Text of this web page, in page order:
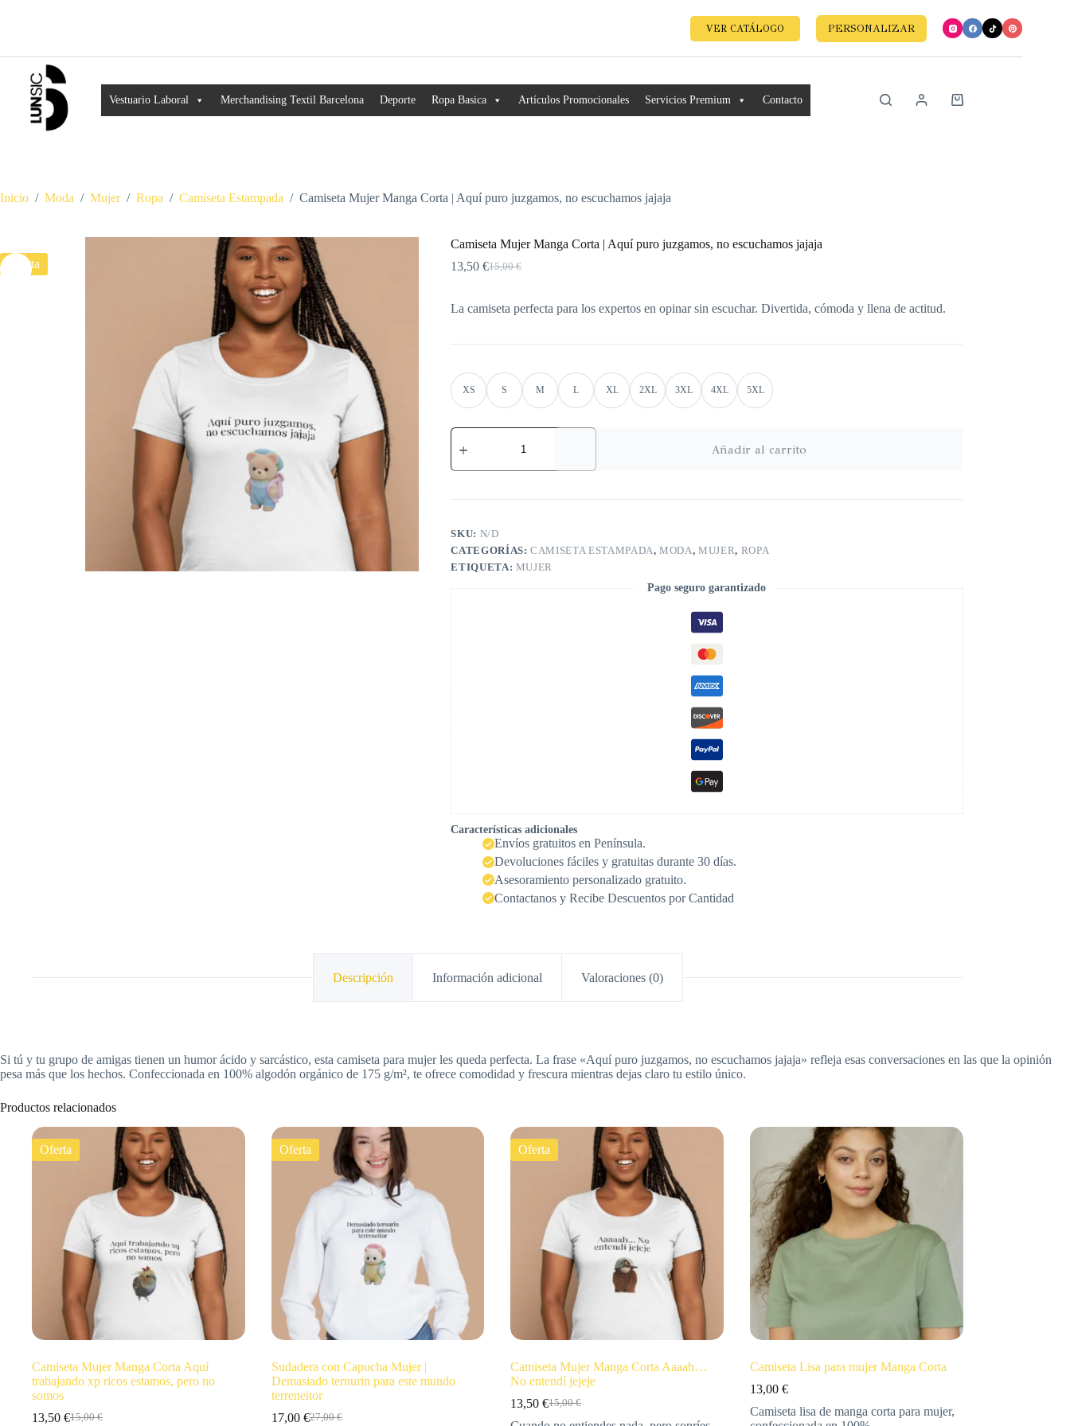
VER CATÁLOGO PERSONALIZAR
Vestuario Laboral Merchandising Textil Barcelona Deporte Ropa Basica Artículos Promocionales Servicios Premium Contacto
Inicio / Moda / Mujer / Ropa / Camiseta Estampada / Camiseta Mujer Manga Corta | Aquí puro juzgamos, no escuchamos jajaja
Oferta
Camiseta Mujer Manga Corta | Aquí puro juzgamos, no escuchamos jajaja
15,00€
13,50€
La camiseta perfecta para los expertos en opinar sin escuchar. Divertida, cómoda y llena de actitud.
XS S M L XL 2XL 3XL 4XL 5XL
Añadir al carrito
SKU: N/D
CATEGORÍAS:CAMISETA ESTAMPADA,MODA,MUJER, ROPA
ETIQUETA: MUJER
Pago seguro garantizado
Características adicionales
Envíos gratuitos en Península.
Devoluciones fáciles y gratuitas durante 30 días.
Asesoramiento personalizado gratuito.
Contactanos y Recibe Descuentos por Cantidad
Descripción Información adicional Valoraciones (0)
Si tú y tu grupo de amigas tienen un humor ácido y sarcástico, esta camiseta para mujer les queda perfecta. La frase «Aquí puro juzgamos, no escuchamos jajaja» refleja esas conversaciones en las que la opinión
pesa más que los hechos. Confeccionada en 100% algodón orgánico de 175 g/m², te ofrece comodidad y frescura mientras dejas claro tu estilo único.
Productos relacionados
Oferta
Camiseta Mujer Manga Corta Aquí
trabajando xp ricos estamos, pero no
somos
15,00€
13,50 €
Oferta
Sudadera con Capucha Mujer |
Demasiado ternurin para este mundo
terreneitor
27,00€
17,00 €
Oferta
Camiseta Mujer Manga Corta Aaaah…
No entendí jejeje
15,00€
13,50€
Camiseta Lisa para mujer Manga Corta
13,00 €
Camiseta lisa de manga corta para mujer,